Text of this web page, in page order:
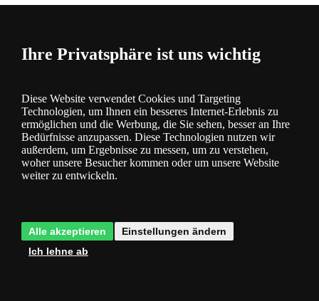
Beschreibung
und Parameter
Ihre Privatsphäre ist uns wichtig
Diese Website verwendet Cookies und Targeting
Technologien, um Ihnen ein besseres Internet-Erlebnis zu
ermöglichen und die Werbung, die Sie sehen, besser an Ihre
Bedürfnisse anzupassen. Diese Technologien nutzen wir
außerdem, um Ergebnisse zu messen, um zu verstehen,
woher unsere Besucher kommen oder um unsere Website
weiter zu entwickeln.
Alle akzeptieren
Einstellungen ändern
Ich lehne ab